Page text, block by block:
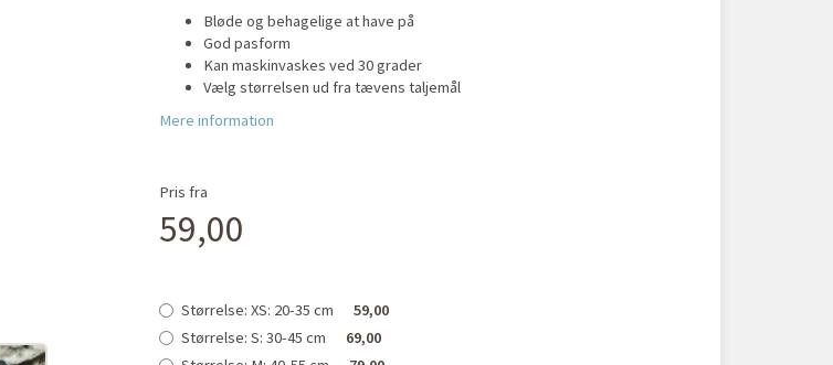
Bløde og behagelige at have på
God pasform
Kan maskinvaskes ved 30 grader
Vælg størrelsen ud fra tævens taljemål
Mere information
Pris fra
59,00
Størrelse: XS: 20-35 cm
59,00
Størrelse: S: 30-45 cm
69,00